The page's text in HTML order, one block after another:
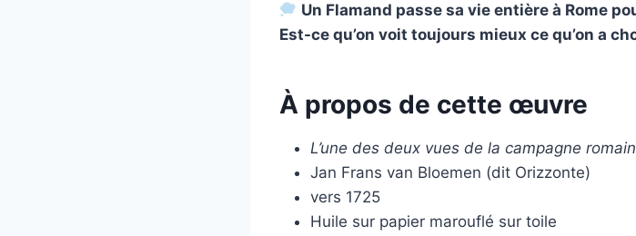
Un Flamand passe sa vie entière à Rome
Est-ce qu’on voit toujours mieux ce qu’on a
À propos de cette œuvre
L’une des deux vues de la campagne
Jan Frans van Bloemen (dit Orizzonte)
vers 1725
Huile sur papier marouflé sur toile